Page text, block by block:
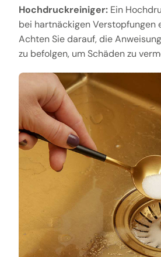
Hochdruckreiniger:Ein
bei hartnäckigen Verstopfungen
Achten Sie darauf, die
zu befolgen, um Schäden zu